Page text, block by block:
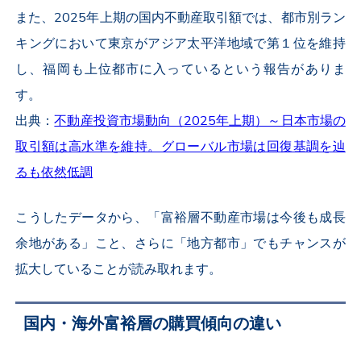
また、2025年上期の国内不動産取引額では、都市別ラン
キングにおいて東京がアジア太平洋地域で第１位を維持
し、福岡も上位都市に入っているという報告がありま
す。
出典：不動産投資市場動向（2025年上期）～日本市場の
取引額は高水準を維持。グローバル市場は回復基調を辿
るも依然低調
こうしたデータから、「富裕層不動産市場は今後も成長
余地がある」こと、さらに「地方都市」でもチャンスが
拡大していることが読み取れます。
国内・海外富裕層の購買傾向の違い